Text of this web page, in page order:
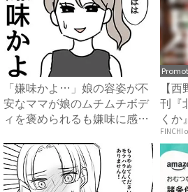
「嫌味かよ…」娘の容姿が不
安なママが娘のムチムチボデ
ィを褒められるも嫌味に感じ
【
刊『
くか』
FINCHI